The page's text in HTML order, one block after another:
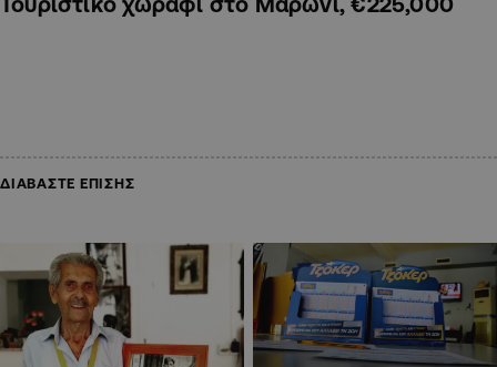
ΔΙΑΒΑΣΤΕ ΕΠΙΣΗΣ